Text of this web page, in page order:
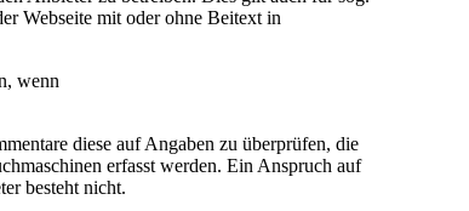
Webseite mit oder ohne Beitext in
wenn
diese auf Angaben zu überprüfen, die
erfasst werden. Ein Anspruch auf
besteht nicht.